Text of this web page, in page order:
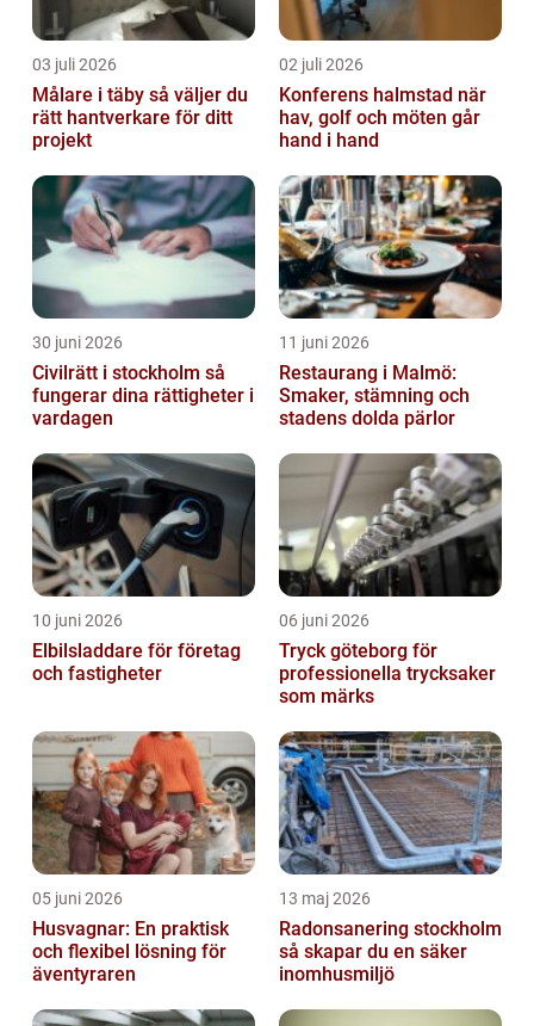
03 juli 2026
Målare i täby så väljer du
rätt hantverkare för ditt
projekt
02 juli 2026
Konferens halmstad när
hav, golf och möten går
hand i hand
30 juni 2026
Civilrätt i stockholm så
fungerar dina rättigheter i
vardagen
11 juni 2026
Restaurang i Malmö:
Smaker, stämning och
stadens dolda pärlor
10 juni 2026
Elbilsladdare för företag
och fastigheter
06 juni 2026
Tryck göteborg för
professionella trycksaker
som märks
05 juni 2026
Husvagnar: En praktisk
och flexibel lösning för
äventyraren
13 maj 2026
Radonsanering stockholm
så skapar du en säker
inomhusmiljö